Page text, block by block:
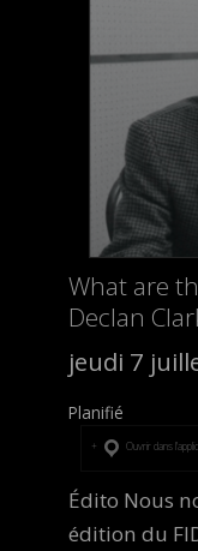
What are
Declan
jeudi 7
Planifié
Ouvrir dans
Édito Nous
édition du